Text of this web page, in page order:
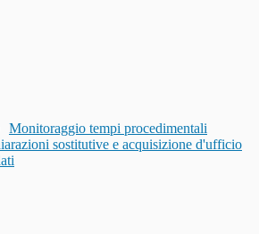
Monitoraggio tempi procedimentali
sostitutive e acquisizione d'ufficio